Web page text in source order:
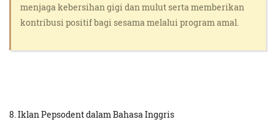
menjaga kebersihan gigi dan mulut serta memberikan
kontribusi positif bagi sesama melalui program amal.
8. Iklan Pepsodent dalam Bahasa Inggris